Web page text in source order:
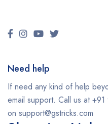
Need help
If need any kind of help
email support. Call us at
on support@gstricks.com